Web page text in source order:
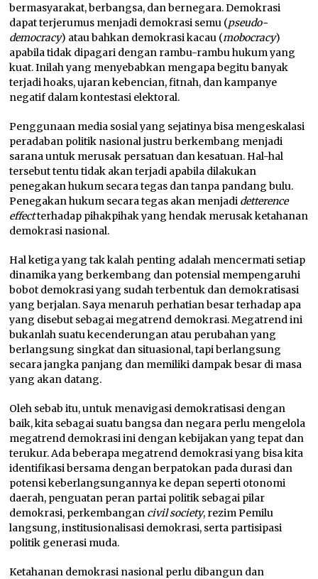
bermasyarakat, berbangsa, dan bernegara. Demokrasi
dapat terjerumus menjadi demokrasi semu (pseudo-
democracy) atau bahkan demokrasi kacau (mobocracy)
apabila tidak dipagari dengan rambu-rambu hukum yang
kuat. Inilah yang menyebabkan mengapa begitu banyak
terjadi hoaks, ujaran kebencian, fitnah, dan kampanye
negatif dalam kontestasi elektoral.
Penggunaan media sosial yang sejatinya bisa mengeskalasi
peradaban politik nasional justru berkembang menjadi
sarana untuk merusak persatuan dan kesatuan. Hal-hal
tersebut tentu tidak akan terjadi apabila dilakukan
penegakan hukum secara tegas dan tanpa pandang bulu.
Penegakan hukum secara tegas akan menjadi detterence
effectterhadap pihakpihak yang hendak merusak ketahanan
demokrasi nasional.
Hal ketiga yang tak kalah penting adalah mencermati setiap
dinamika yang berkembang dan potensial mempengaruhi
bobot demokrasi yang sudah terbentuk dan demokratisasi
yang berjalan. Saya menaruh perhatian besar terhadap apa
yang disebut sebagai megatrend demokrasi. Megatrend ini
bukanlah suatu kecenderungan atau perubahan yang
berlangsung singkat dan situasional, tapi berlangsung
secara jangka panjang dan memiliki dampak besar di masa
yang akan datang.
Oleh sebab itu, untuk menavigasi demokratisasi dengan
baik, kita sebagai suatu bangsa dan negara perlu mengelola
megatrend demokrasi ini dengan kebijakan yang tepat dan
terukur. Ada beberapa megatrend demokrasi yang bisa kita
identifikasi bersama dengan berpatokan pada durasi dan
potensi keberlangsungannya ke depan seperti otonomi
daerah, penguatan peran partai politik sebagai pilar
demokrasi, perkembangan civil society, rezim Pemilu
langsung, institusionalisasi demokrasi, serta partisipasi
politik generasi muda.
Ketahanan demokrasi nasional perlu dibangun dan